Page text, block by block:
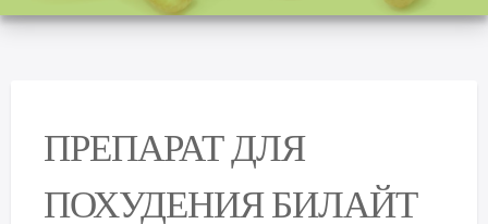
ПРЕПАРАТ ДЛЯ
ПОХУДЕНИЯ БИЛАЙТ